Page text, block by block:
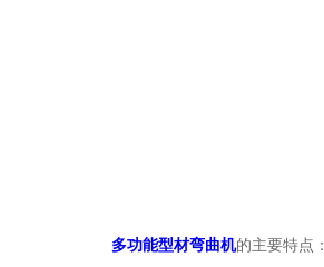
多功能型材弯曲机的主要特点：